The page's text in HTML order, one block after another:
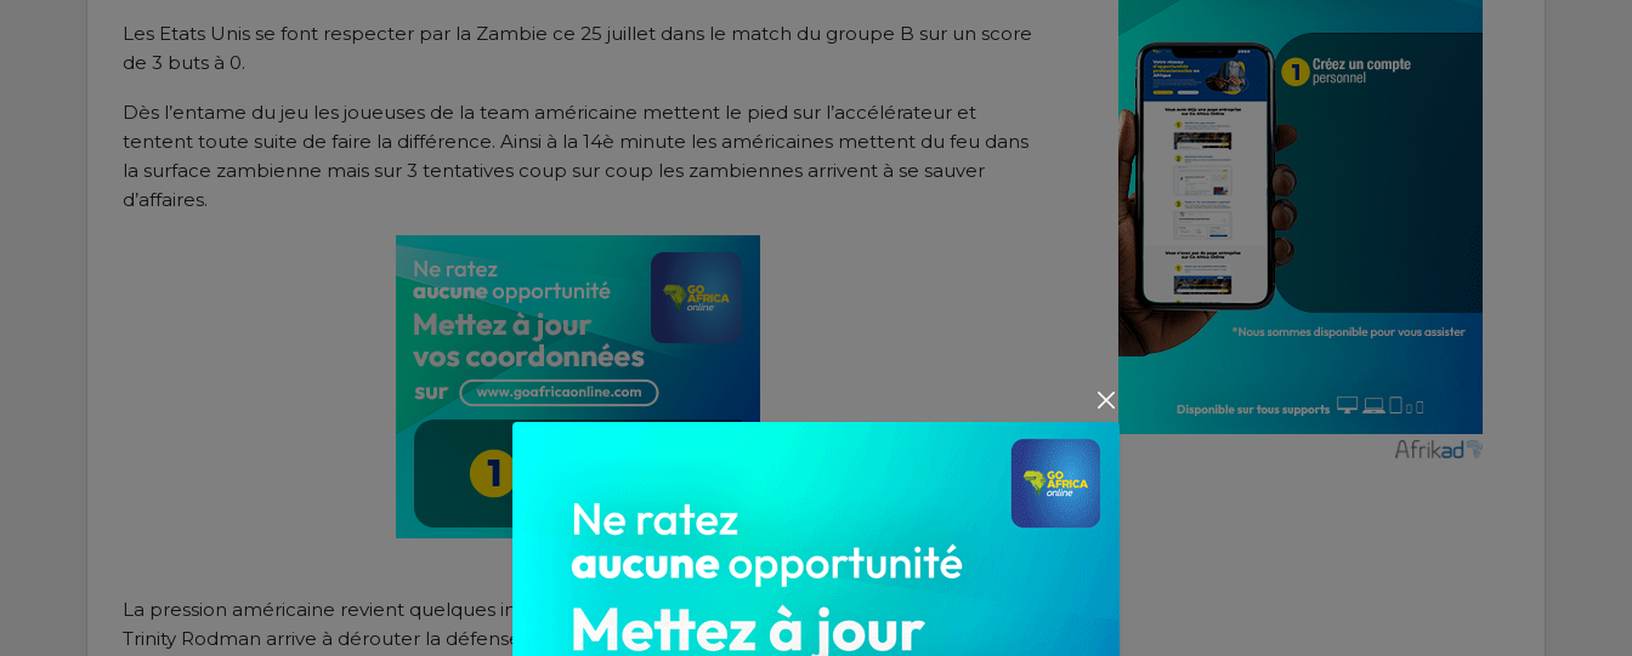
Les Etats Unis se font respecter par la Zambie ce 25 juillet dans le match du groupe B sur un score
de 3 buts à 0.
Dès l’entame du jeu les joueuses de la team américaine mettent le pied sur l’accélérateur et
tentent toute suite de faire la différence. Ainsi à la 14è minute les américaines mettent du feu dans
la surface zambienne mais sur 3 tentatives coup sur coup les zambiennes arrivent à se sauver
d’affaires.
La pression américaine revient quelques instants plus tard et sur une action rondement menée
Trinity Rodman arrive à dérouter la défense zambienne pour ouvrir le score à la 17è minute.